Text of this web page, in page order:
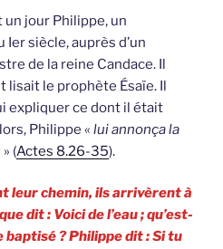
jour Philippe, un
Ier siècle, auprès d’un
de la reine Candace. Il
lisait le prophète Ésaïe. Il
expliquer ce dont il était
Philippe « lui annonça la
» (Actes 8.26-35).
leur chemin, ils arrivèrent à
dit : Voici de l’eau ; qu’est-
baptisé ? Philippe dit : Si tu